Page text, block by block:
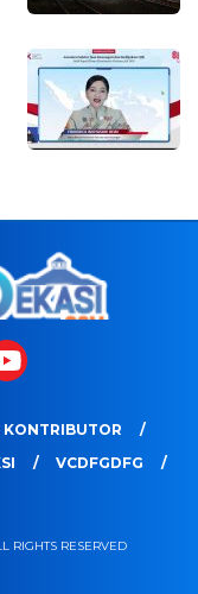
KONTRIBUTOR
VCDFGDFG
RIGHTS RESERVED